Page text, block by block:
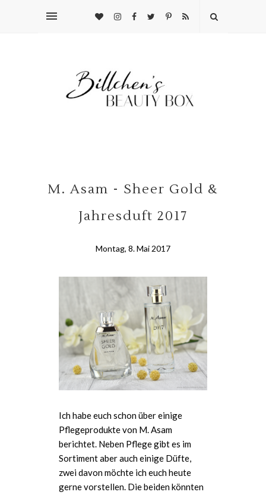
M. Asam - Sheer Gold &
Jahresduft 2017
Montag, 8. Mai 2017
Ich habe euch schon über einige
Pflegeprodukte von M. Asam
berichtet. Neben Pflege gibt es im
Sortiment aber auch einige Düfte,
zwei davon möchte ich euch heute
gerne vorstellen. Die beiden könnten